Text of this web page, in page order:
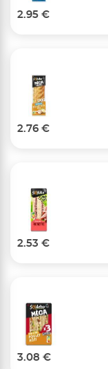
2.95 €
2.76 €
2.53 €
3.08 €